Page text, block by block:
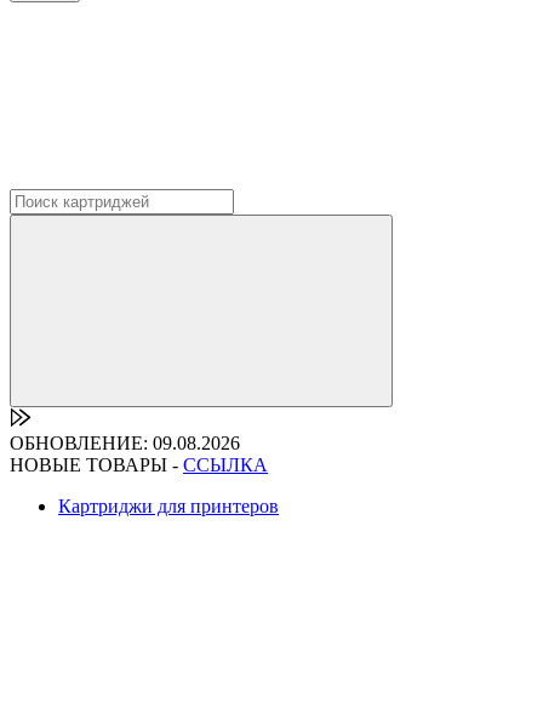
ОБНОВЛЕНИЕ: 09.08.2026
НОВЫЕ ТОВАРЫ - ССЫЛКА
Картриджи для принтеров